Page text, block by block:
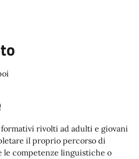
rivolti ad adulti e giovani
il proprio percorso di
competenze linguistiche o